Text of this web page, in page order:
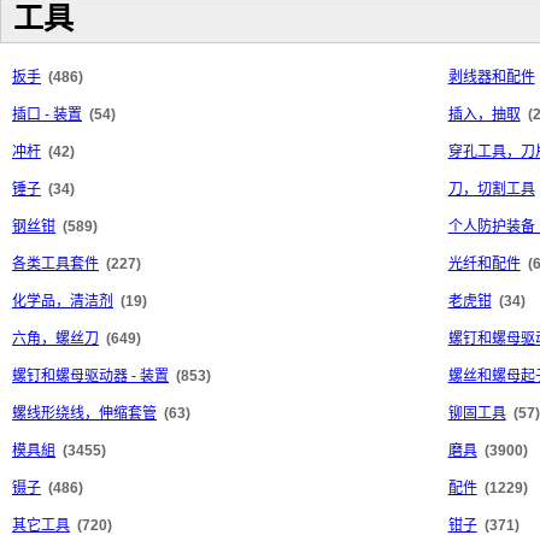
工具
扳手 (486) 剥线器和配件
插口 - 装置 (54) 插入，抽取
冲杆 (42) 穿孔工具，刀
锤子 (34) 刀，切割工具
钢丝钳 (589) 个人防护装备
各类工具套件 (227) 光纤和配件
化学品，清洁剂 (19) 老虎钳 (34)
六角，螺丝刀 (649) 螺钉和螺母驱
螺钉和螺母驱动器 - 装置 (853) 螺丝和螺母起
螺线形绕线，伸缩套管 (63) 铆固工具 (57)
模具組 (3455) 磨具 (3900)
镊子 (486) 配件 (1229)
其它工具 (720) 钳子 (371)